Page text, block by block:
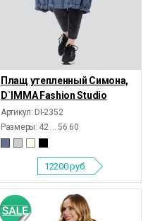
Плащ утепленный Симона,
D`IMMA Fashion Studio
Артикул: DI-2352
Размеры: 42 ... 56 60
12200руб.